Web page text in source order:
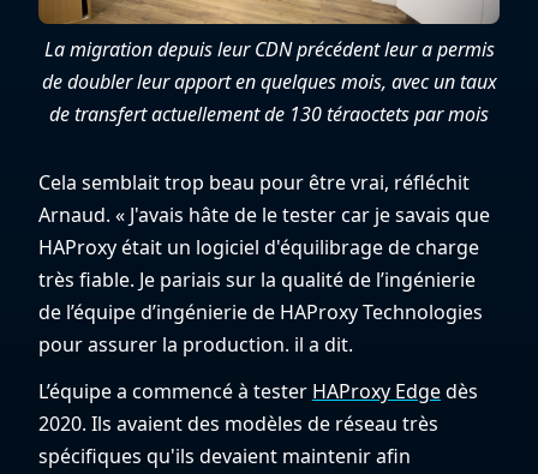
La migration depuis leur CDN précédent leur a permis
de doubler leur apport en quelques mois, avec un taux
de transfert actuellement de 130 téraoctets par mois
Cela semblait trop beau pour être vrai, réfléchit
Arnaud. « J'avais hâte de le tester car je savais que
HAProxy était un logiciel d'équilibrage de charge
très fiable. Je pariais sur la qualité de l’ingénierie
de l’équipe d’ingénierie de HAProxy Technologies
pour assurer la production. il a dit.
L’équipe a commencé à tester HAProxy Edgedès
2020. Ils avaient des modèles de réseau très
spécifiques qu'ils devaient maintenir afin